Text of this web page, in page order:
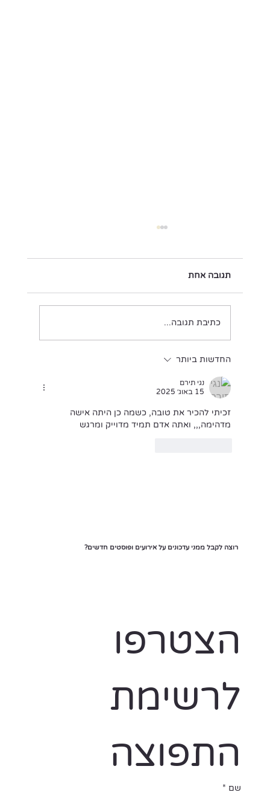
תגובה אחת
כתיבת תגובה...
החדשות ביותר
נגי תירם
15 באוג׳ 2025
זכיתי להכיר את טובה, כשמה כן היתה אישה
מדהימה,,, ואתה אדם תמיד מדוייק ומרגש
התפוצה
שם *
רוצה לקבל ממני עדכונים על אירועים ופוסטים חדשים?